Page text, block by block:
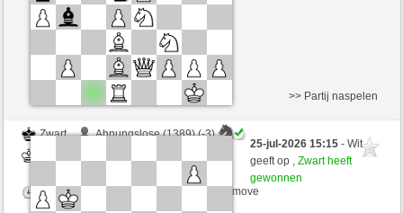
Zwart
Ahnungslose (1389) (-3)
Speelduur: 2 minutes/side + 5 seconds/move
>> Partij naspelen
25-jul-2026 15:15- Wit
geeft op ,Zwart heeft
gewonnen